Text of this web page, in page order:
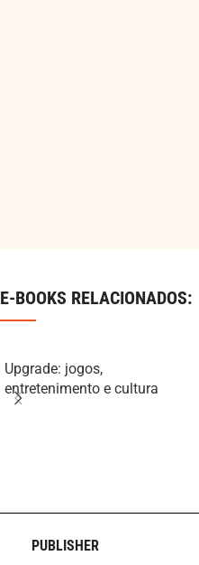
E-BOOKS RELACIONADOS:
Upgrade: jogos,
entretenimento e cultura
PUBLISHER